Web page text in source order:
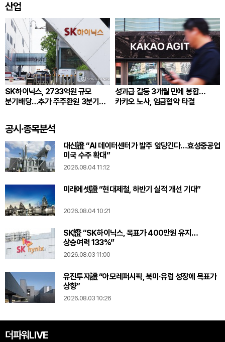
산업
SK하이닉스, 2733억원 규모
분기배당…추가 주주환원 3분기
성과급 갈등 3개월 만에 봉합…
카카오 노사, 임금협약 타결
공시·종목분석
대신證 “AI 데이터센터가 발주 앞당긴다…효성중공업
미국 수주 확대”
2026.08.04 11:12
미래에셋證 “현대제철, 하반기 실적 개선 기대”
2026.08.04 10:21
SK證 “SK하이닉스, 목표가 400만원 유지…
상승여력 133%”
2026.08.03 11:00
유진투자證 “아모레퍼시픽, 북미·유럽 성장에 목표가
상향”
2026.08.03 10:26
더파워LIVE